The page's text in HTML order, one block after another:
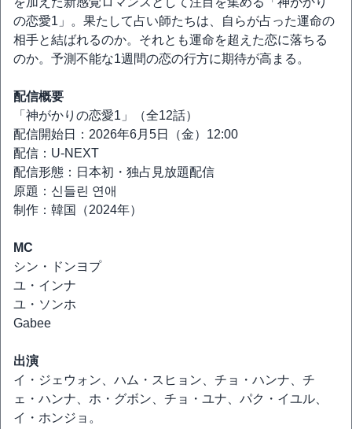
の恋愛1」。果たして占い師たちは、自らが占った運命の
相手と結ばれるのか。それとも運命を超えた恋に落ちる
のか。予測不能な1週間の恋の行方に期待が高まる。
配信概要
「神がかりの恋愛1」（全12話）
配信開始日：2026年6月5日（金）12:00
配信：U-NEXT
配信形態：日本初・独占見放題配信
原題：신들린 연애
制作：韓国（2024年）
MC
シン・ドンヨプ
ユ・インナ
ユ・ソンホ
Gabee
出演
イ・ジェウォン、ハム・スヒョン、チョ・ハンナ、チ
ェ・ハンナ、ホ・グボン、チョ・ユナ、パク・イユル、
イ・ホンジョ。